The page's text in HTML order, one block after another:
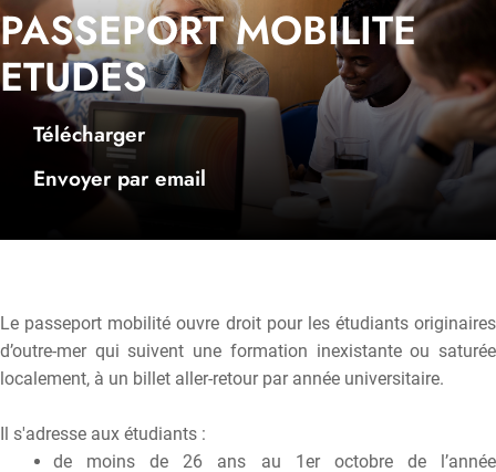
PASSEPORT MOBILITE
ETUDES
Télécharger
Envoyer par email
Le passeport mobilité ouvre droit pour les étudiants originaires
d’outre-mer qui suivent une formation inexistante ou saturée
localement, à un billet aller-retour par année universitaire.
Il s'adresse aux étudiants :
de moins de 26 ans au 1er octobre de l’année